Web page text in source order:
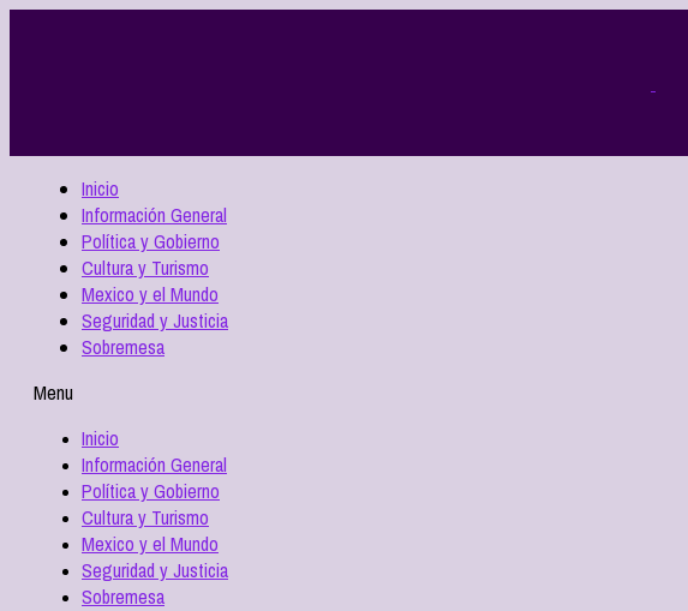
Inicio
Información General
Política y Gobierno
Cultura y Turismo
Mexico y el Mundo
Seguridad y Justicia
Sobremesa
Menu
Inicio
Información General
Política y Gobierno
Cultura y Turismo
Mexico y el Mundo
Seguridad y Justicia
Sobremesa